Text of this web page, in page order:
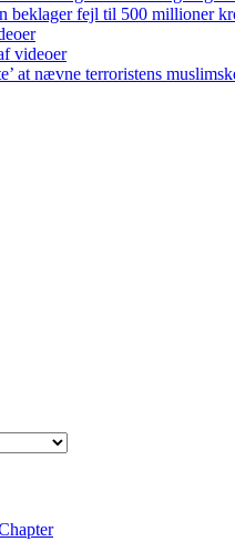
beklager fejl til 500 millioner
videoer
at nævne terroristens